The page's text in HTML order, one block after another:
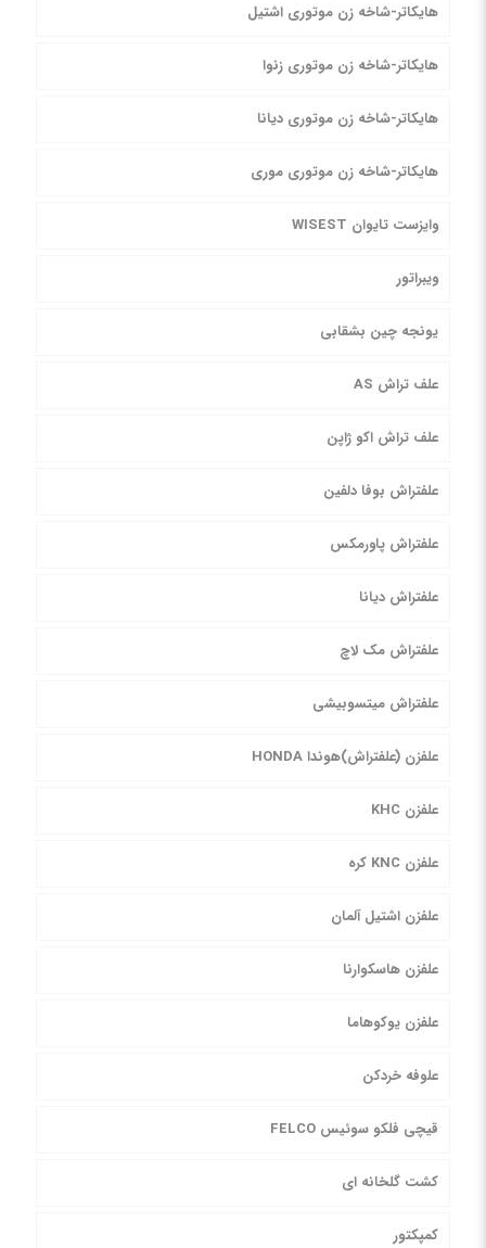
هایکاتر-شاخه زن موتوری اشتیل
هایکاتر-شاخه زن موتوری زنوا
هایکاتر-شاخه زن موتوری دیانا
هایکاتر-شاخه زن موتوری موری
وایزست تایوان WISEST
ویبراتور
یونجه چین بشقابی
علف تراش AS
علف تراش اکو ژاپن
علفتراش بوفا دلفین
علفتراش پاورمکس
علفتراش دیانا
علفتراش مک لاچ
علفتراش میتسوبیشی
علفزن (علفتراش)هوندا HONDA
علفزن KHC
علفزن KNC کره
علفزن اشتیل آلمان
علفزن هاسکوارنا
علفزن یوکوهاما
علوفه خردکن
قیچی فلکو سوئیس FELCO
کشت گلخانه ای
کمپکتور